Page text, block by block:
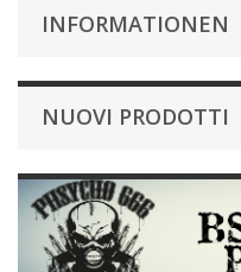
INFORMATIONEN
NUOVI PRODOTTI